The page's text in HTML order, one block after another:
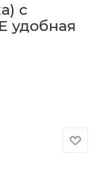
с
удобная